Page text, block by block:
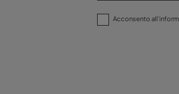
Acconsento